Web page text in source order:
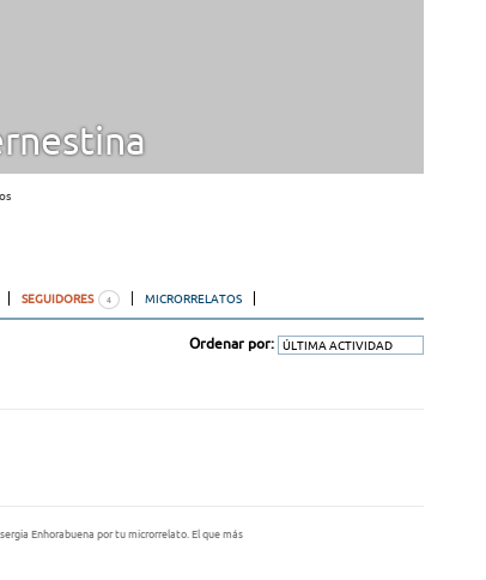
SEGUIDORES 4 MICRORRELATOS
Ordenar por:
Enhorabuena por tu microrrelato. El que más